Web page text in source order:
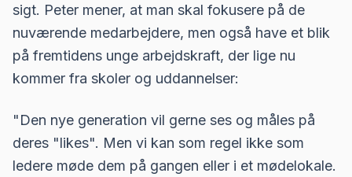
sigt. Peter mener, at man skal fokusere på de
nuværende medarbejdere, men også have et blik
på fremtidens unge arbejdskraft, der lige nu
kommer fra skoler og uddannelser:
"Den nye generation vil gerne ses og måles på
deres "likes". Men vi kan som regel ikke som
ledere møde dem på gangen eller i et mødelokale.